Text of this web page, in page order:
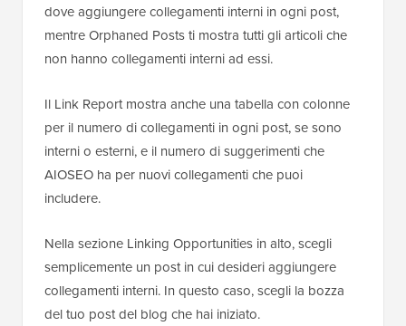
dove aggiungere collegamenti interni in ogni post,
mentre Orphaned Posts ti mostra tutti gli articoli che
non hanno collegamenti interni ad essi.
Il Link Report mostra anche una tabella con colonne
per il numero di collegamenti in ogni post, se sono
interni o esterni, e il numero di suggerimenti che
AIOSEO ha per nuovi collegamenti che puoi
includere.
Nella sezione Linking Opportunities in alto, scegli
semplicemente un post in cui desideri aggiungere
collegamenti interni. In questo caso, scegli la bozza
del tuo post del blog che hai iniziato.